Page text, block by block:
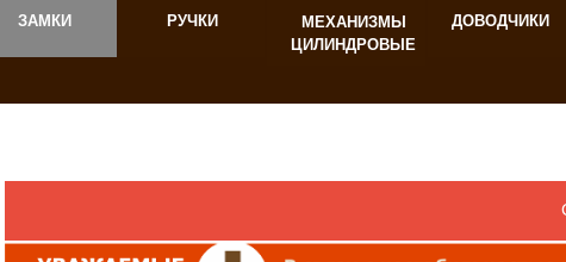
ЗАМКИ РУЧКИ
МЕХАНИЗМЫ
ЦИЛИНДРОВЫЕ
ДОВОДЧИКИ